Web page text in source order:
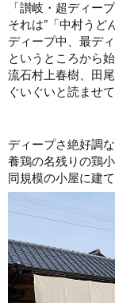
「讃岐・超ディー
それは”「中村うど
ディープ中、最デ
というところから始
流石村上春樹、田
ぐいぐいと読ませて
ディープさ絶好調な
養鶏の名残りの鶏
同規模の小屋に建